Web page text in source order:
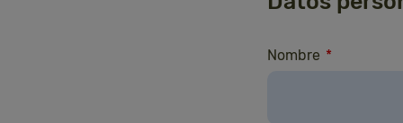
Nombre *